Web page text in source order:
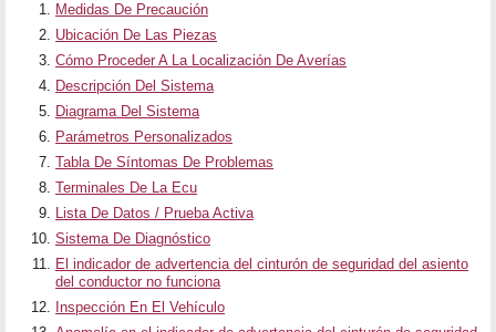
Medidas De Precaución
Ubicación De Las Piezas
Cómo Proceder A La Localización De Averías
Descripción Del Sistema
Diagrama Del Sistema
Parámetros Personalizados
Tabla De Síntomas De Problemas
Terminales De La Ecu
Lista De Datos / Prueba Activa
Sistema De Diagnóstico
El indicador de advertencia del cinturón de seguridad del asiento
del conductor no funciona
Inspección En El Vehículo